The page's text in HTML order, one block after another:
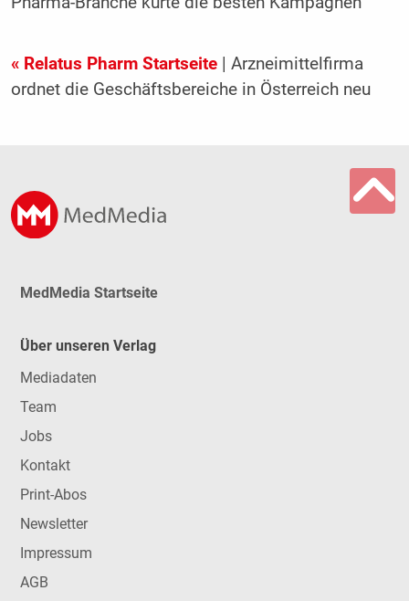
« Relatus Pharm Startseite| Arzneimittelfirma
ordnet die Geschäftsbereiche in Österreich neu
MedMedia Startseite
Über unseren Verlag
Mediadaten
Team
Jobs
Kontakt
Print-Abos
Newsletter
Impressum
AGB